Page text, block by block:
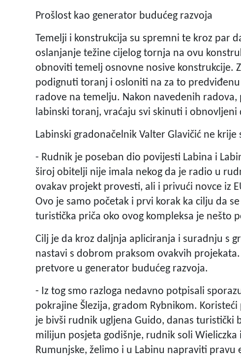
Prošlost kao generator budućeg razvoja
Temelji i konstrukcija su spremni te kroz par
oslanjanje težine cijelog tornja na ovu
obnoviti temelj osnovne nosive konstrukcije.
podignuti toranj i osloniti na za to
radove na temelju. Nakon navedenih
labinski toranj, vraćaju svi skinuti i obnovljeni
Labinski gradonačelnik Valter Glavičić ne
- Rudnik je poseban dio povijesti Labina i
široj obitelji nije imala nekog da je radio u
ovakav projekt provesti, ali i privući novce iz
Ovo je samo početak i prvi korak ka cilju da
turistička priča oko ovog kompleksa je nešto
Cilj je da kroz daljnja apliciranja i suradnju s
nastavi s dobrom praksom ovakvih
pretvore u generator budućeg razvoja.
- Iz tog smo razloga nedavno potpisali
pokrajine Šlezija, gradom Rybnikom.
je bivši rudnik ugljena Guido, danas turistički
milijun posjeta godišnje, rudnik soli Wieliczka
Rumunjske, želimo i u Labinu napraviti